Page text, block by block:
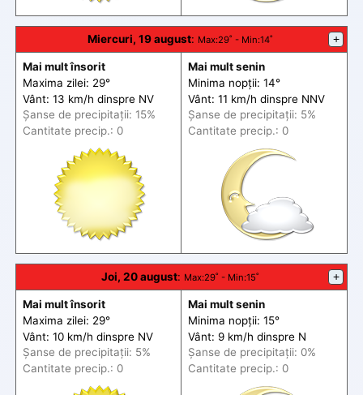
Miercuri, 19 august: Max:29˚ - Min:14˚ +
Mai mult însorit
Maxima zilei: 29°
Vânt: 13 km/h dinspre NV
Șanse de precipitații: 15%
Cantitate precip.: 0
Mai mult senin
Minima nopții: 14°
Vânt: 11 km/h dinspre NNV
Șanse de precipitații: 5%
Cantitate precip.: 0
Joi, 20 august: Max:29˚ - Min:15˚ +
Mai mult însorit
Maxima zilei: 29°
Vânt: 10 km/h dinspre NV
Șanse de precipitații: 5%
Cantitate precip.: 0
Mai mult senin
Minima nopții: 15°
Vânt: 9 km/h dinspre N
Șanse de precipitații: 0%
Cantitate precip.: 0